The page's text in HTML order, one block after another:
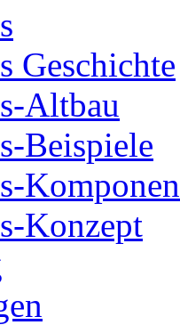
Geschichte
Altbau
Beispiele
Konzept